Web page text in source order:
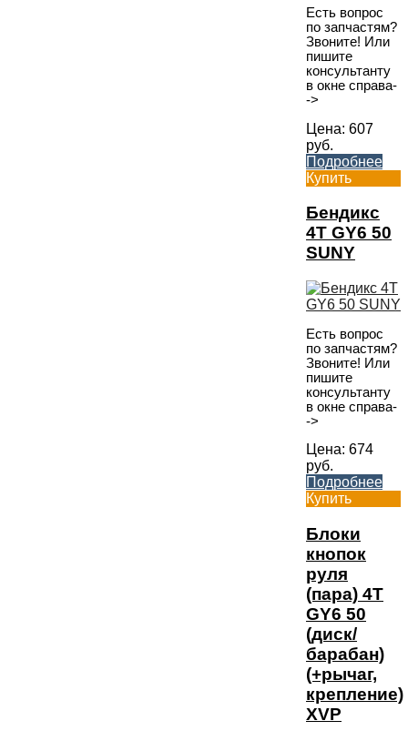
Есть вопрос
по запчастям?
Звоните! Или
пишите
консультанту
в окне справа-
->
Цена: 607
руб.
Подробнее
Купить
Бендикс
4T GY6 50
SUNY
Есть вопрос
по запчастям?
Звоните! Или
пишите
консультанту
в окне справа-
->
Цена: 674
руб.
Подробнее
Купить
Блоки
кнопок
руля
(пара) 4T
GY6 50
(диск/
барабан)
(+рычаг,
крепление)
XVP